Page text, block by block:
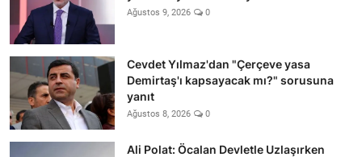
Ağustos 9, 2026 0
Cevdet Yılmaz'dan "Çerçeve yasa
Demirtaş'ı kapsayacak mı?" sorusuna
yanıt
Ağustos 8, 2026 0
Ali Polat: Öcalan Devletle Uzlaşırken